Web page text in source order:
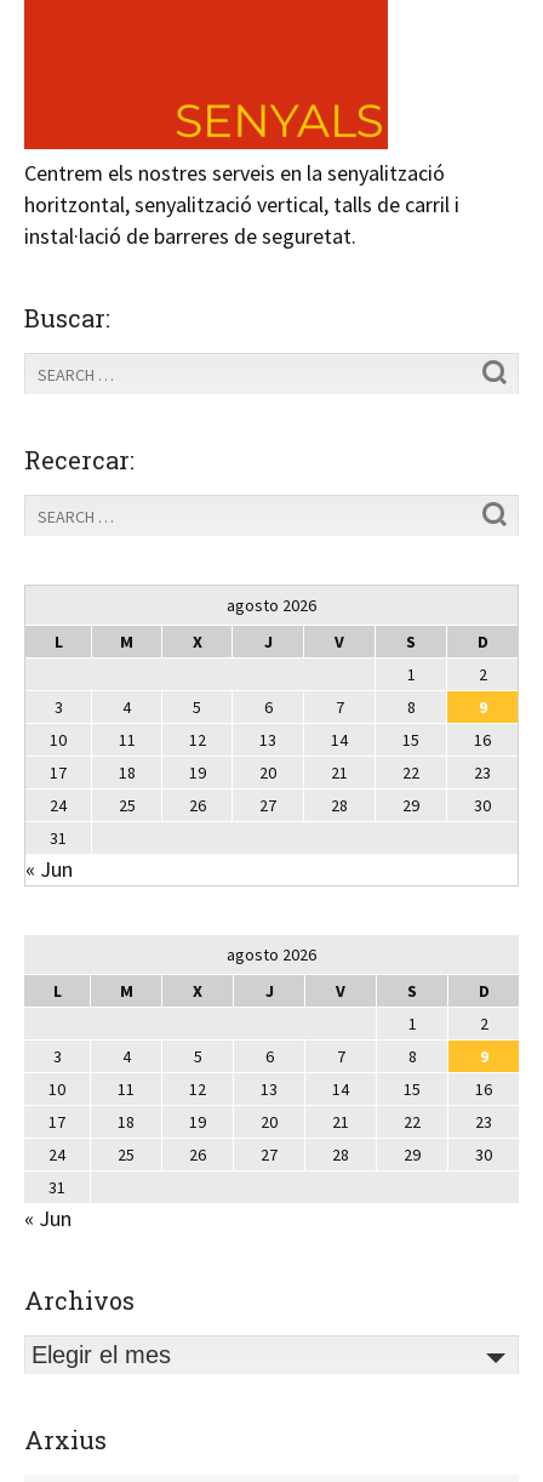
Centrem els nostres serveis en la senyalització
horitzontal, senyalització vertical, talls de carril i
instal·lació de barreres de seguretat.
Buscar:
Recercar:
agosto 2026
L
M X J V S
D
1
2
3
4 5 6 7 8
9
10
11 12 13 14 15
16
17
18 19 20 21 22
23
24
25 26 27 28 29
30
31
« Jun
agosto 2026
L
M X J V S
D
1
2
3
4 5 6 7 8
9
10
11 12 13 14 15
16
17
18 19 20 21 22
23
24
25 26 27 28 29
30
31
« Jun
Archivos
Elegir el mes
Arxius